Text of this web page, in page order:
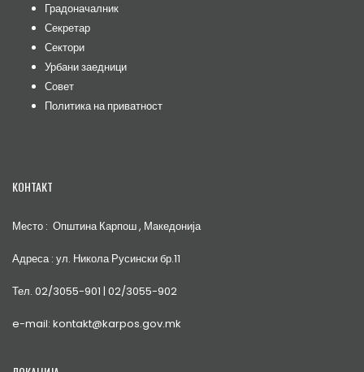
Градоначалник
Секретар
Сектори
Урбани заедници
Совет
Политика на приватност
КОНТАКТ
Место : Општина Карпош , Македонија
Адреса : ул. Никола Русински бр.11
Тел. 02/3055-901 | 02/3055-902
e-mail: kontakt@karpos.gov.mk